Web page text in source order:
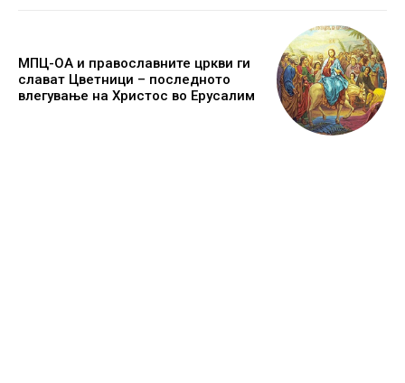
МПЦ-ОА и православните цркви ги
слават Цветници – последното
влегување на Христос во Ерусалим